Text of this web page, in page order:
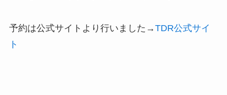
予約は公式サイトより行いました→TDR公式サイ
ト